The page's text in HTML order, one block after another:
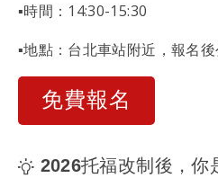
▪️時間：14:30-15:30
▪️地點：台北車站附近，報名後
免費報名
2026托福改制後，你